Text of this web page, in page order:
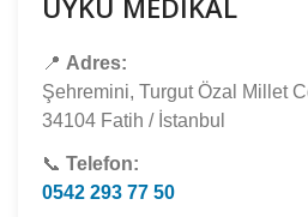
UYKU MEDİKAL
📍 Adres:
Şehremini, Turgut Özal Millet
34104 Fatih / İstanbul
📞 Telefon:
0542 293 77 50